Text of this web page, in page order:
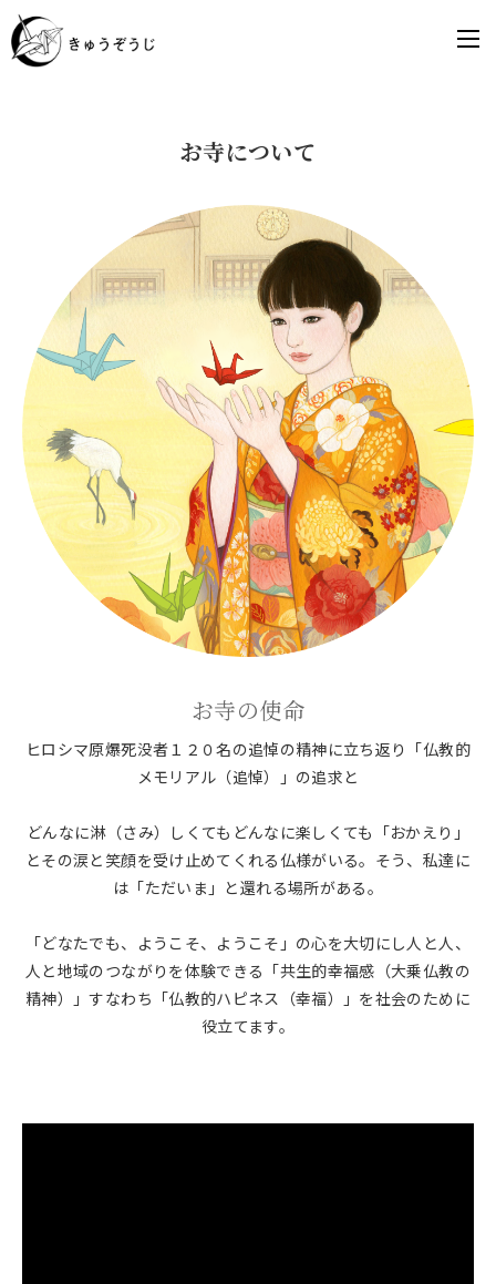
お寺について
お寺の使命
ヒロシマ原爆死没者１２０名の追悼の精神に立ち返り「仏教的
メモリアル（追悼）」の追求と
どんなに淋（さみ）しくてもどんなに楽しくても「おかえり」
とその涙と笑顔を受け止めてくれる仏様がいる。そう、私達に
は「ただいま」と還れる場所がある。
「どなたでも、ようこそ、ようこそ」の心を大切にし人と人、
人と地域のつながりを体験できる「共生的幸福感（大乗仏教の
精神）」すなわち「仏教的ハピネス（幸福）」を社会のために
役立てます。